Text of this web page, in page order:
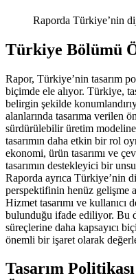
Raporda Türkiye’nin
Türkiye Bölümü
Rapor, Türkiye’nin tasarım
biçimde ele alıyor. Türkiye,
belirgin şekilde
alanlarında tasarıma verilen
sürdürülebilir üretim
tasarımın daha etkin bir rol
ekonomi, ürün tasarımı ve
tasarımın destekleyici bir
Raporda ayrıca Türkiye’nin
perspektifinin henüz gelişme
Hizmet tasarımı ve
bulunduğu ifade ediliyor. Bu
süreçlerine daha kapsayıcı
önemli bir işaret olarak
Tasarım